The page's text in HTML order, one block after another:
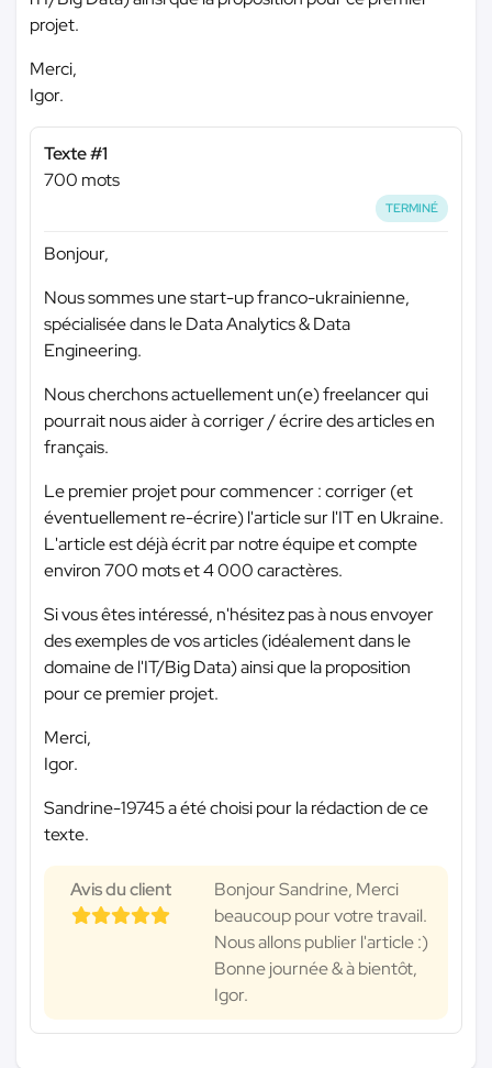
projet.
Merci,
Igor.
Texte #1
700 mots
TERMINÉ
Bonjour,
Nous sommes une start-up franco-ukrainienne,
spécialisée dans le Data Analytics & Data
Engineering.
Nous cherchons actuellement un(e) freelancer qui
pourrait nous aider à corriger / écrire des articles en
français.
Le premier projet pour commencer : corriger (et
éventuellement re-écrire) l'article sur l'IT en Ukraine.
L'article est déjà écrit par notre équipe et compte
environ 700 mots et 4 000 caractères.
Si vous êtes intéressé, n'hésitez pas à nous envoyer
des exemples de vos articles (idéalement dans le
domaine de l'IT/Big Data) ainsi que la proposition
pour ce premier projet.
Merci,
Igor.
Sandrine-19745 a été choisi pour la rédaction de ce
texte.
Avis du client
Bonjour Sandrine, Merci
beaucoup pour votre travail.
Nous allons publier l'article :)
Bonne journée & à bientôt,
Igor.